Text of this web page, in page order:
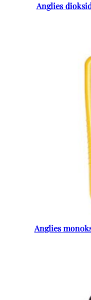
Anglies
Anglies